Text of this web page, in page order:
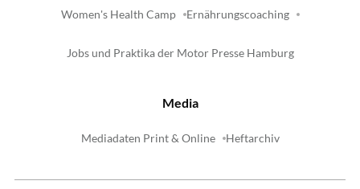
Women's Health Camp Ernährungscoaching
Jobs und Praktika der Motor Presse Hamburg
Media
Mediadaten Print & Online Heftarchiv